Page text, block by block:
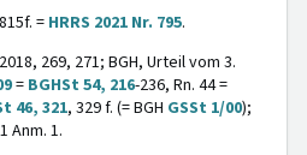
= HRRS 2021 Nr. 795.
269, 271; BGH, Urteil vom 3.
= BGHSt 54, 216-236, Rn. 44 =
46, 321, 329 f. (= BGH GSSt 1/00);
Anm. 1.